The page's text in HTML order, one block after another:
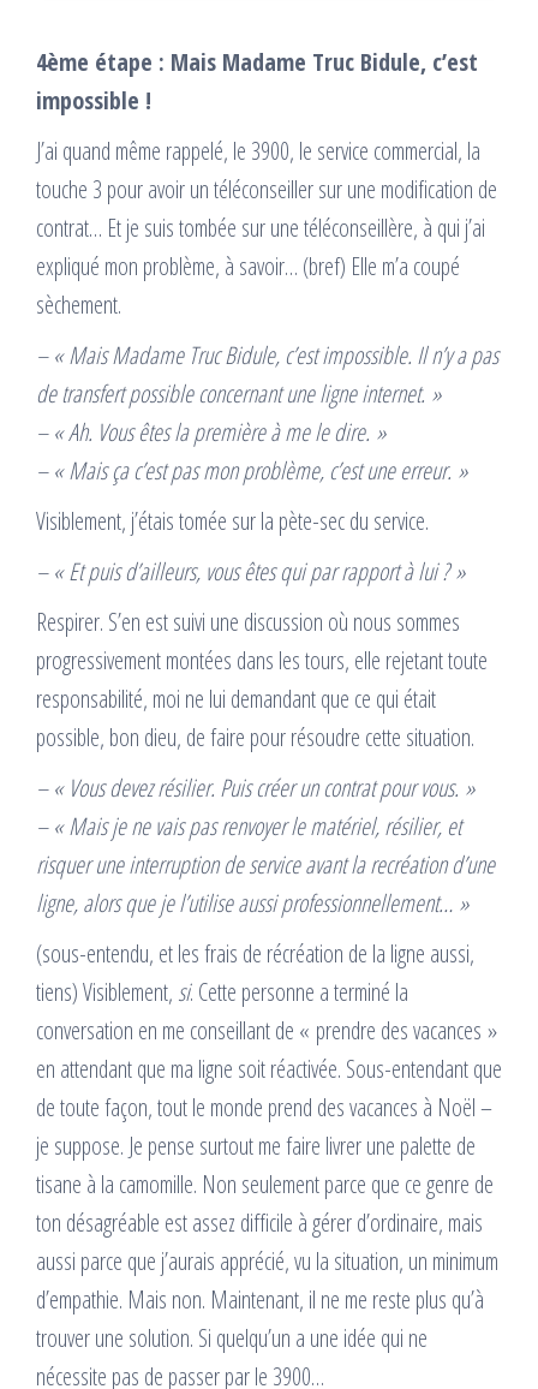
4ème étape : Mais Madame Truc Bidule, c’est
impossible !
J’ai quand même rappelé, le 3900, le service commercial, la
touche 3 pour avoir un téléconseiller sur une modification de
contrat… Et je suis tombée sur une téléconseillère, à qui j’ai
expliqué mon problème, à savoir… (bref) Elle m’a coupé
sèchement.
– « Mais Madame Truc Bidule, c’est impossible. Il n’y a pas
de transfert possible concernant une ligne internet. »
– « Ah. Vous êtes la première à me le dire. »
– « Mais ça c’est pas mon problème, c’est une erreur. »
Visiblement, j’étais tomée sur la pète-sec du service.
– « Et puis d’ailleurs, vous êtes qui par rapport à lui ? »
Respirer. S’en est suivi une discussion où nous sommes
progressivement montées dans les tours, elle rejetant toute
responsabilité, moi ne lui demandant que ce qui était
possible, bon dieu, de faire pour résoudre cette situation.
– « Vous devez résilier. Puis créer un contrat pour vous. »
– « Mais je ne vais pas renvoyer le matériel, résilier, et
risquer une interruption de service avant la recréation d’une
ligne, alors que je l’utilise aussi professionnellement… »
(sous-entendu, et les frais de récréation de la ligne aussi,
tiens) Visiblement, si. Cette personne a terminé la
conversation en me conseillant de « prendre des vacances »
en attendant que ma ligne soit réactivée. Sous-entendant que
de toute façon, tout le monde prend des vacances à Noël –
je suppose. Je pense surtout me faire livrer une palette de
tisane à la camomille. Non seulement parce que ce genre de
ton désagréable est assez difficile à gérer d’ordinaire, mais
aussi parce que j’aurais apprécié, vu la situation, un minimum
d’empathie. Mais non. Maintenant, il ne me reste plus qu’à
trouver une solution. Si quelqu’un a une idée qui ne
nécessite pas de passer par le 3900…